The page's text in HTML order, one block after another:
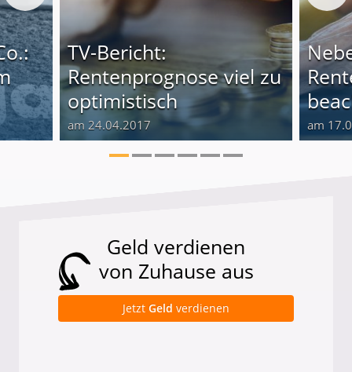
TV-Bericht:
Rentenprognose viel zu
optimistisch
am 24.04.2017 am
Geld verdienen
von Zuhause aus
Jetzt Geld verdienen